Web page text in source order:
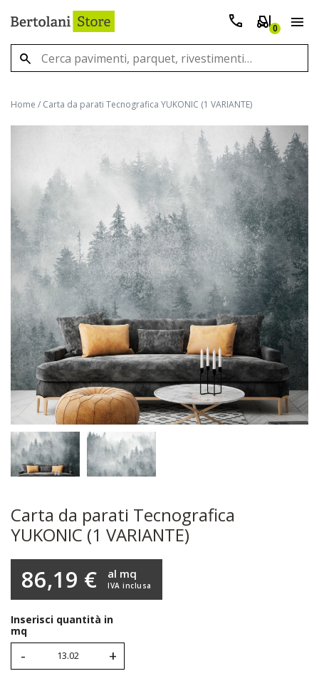
0
Home / Carta da parati Tecnografica YUKONIC (1 VARIANTE)
Carta da parati Tecnografica
YUKONIC (1 VARIANTE)
86,19 € IVA inclusa
al mq
Inserisci quantità in
mq
- +